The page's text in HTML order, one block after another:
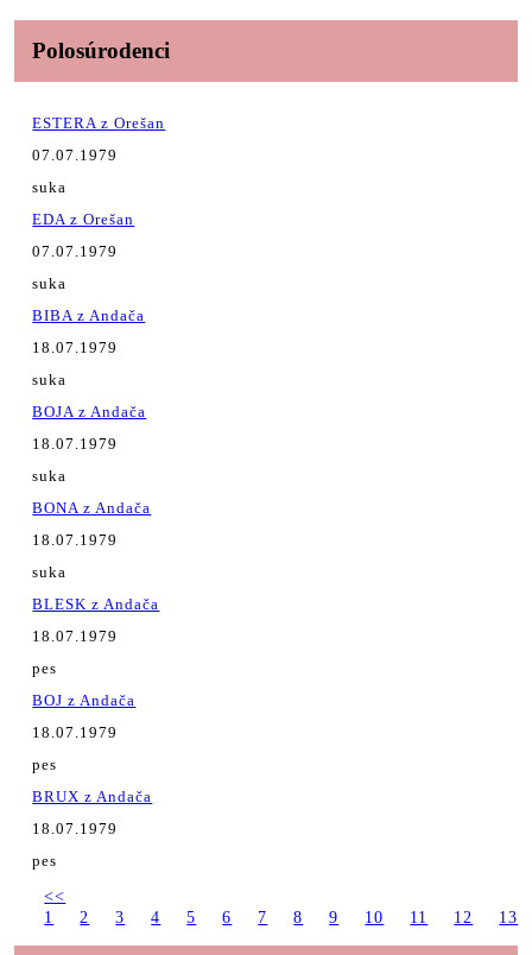
Polosúrodenci
ESTERA z Orešan
07.07.1979
suka
EDA z Orešan
07.07.1979
suka
BIBA z Andača
18.07.1979
suka
BOJA z Andača
18.07.1979
suka
BONA z Andača
18.07.1979
suka
BLESK z Andača
18.07.1979
pes
BOJ z Andača
18.07.1979
pes
BRUX z Andača
18.07.1979
pes
<<
1
2 3 4 5 6 7 8 9 10 11 12 13